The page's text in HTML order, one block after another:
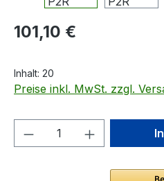
Regulärer Preis:
101,10 €
Inhalt: 20
Preise inkl. MwSt. zzgl.
Produkt Anzahl: